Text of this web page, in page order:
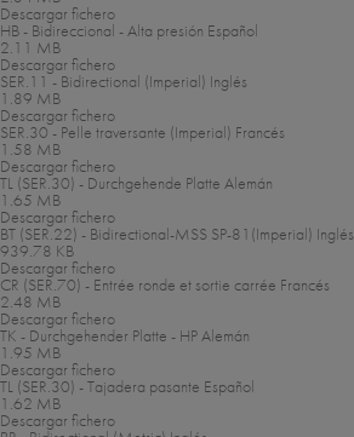
Descargar fichero
HB - Bidireccional - Alta presión Español
2.11 MB
Descargar fichero
SER.11 - Bidirectional (Imperial) Inglés
1.89 MB
Descargar fichero
SER.30 - Pelle traversante (Imperial) Francés
1.58 MB
Descargar fichero
TL (SER.30) - Durchgehende Platte Alemán
1.65 MB
Descargar fichero
BT (SER.22) - Bidirectional-MSS SP-81(Imperial) Inglés
939.78 KB
Descargar fichero
CR (SER.70) - Entrée ronde et sortie carrée Francés
2.48 MB
Descargar fichero
TK - Durchgehender Platte - HPAlemán
1.95 MB
Descargar fichero
TL (SER.30) - Tajadera pasante Español
1.62 MB
Descargar fichero